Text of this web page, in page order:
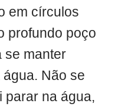
em círculos
profundo poço
se manter
Não se
parar na água,